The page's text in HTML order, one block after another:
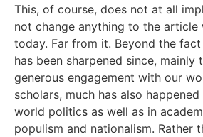
This, of course, does not at all
not change anything to the
today. Far from it. Beyond the
has been sharpened since, mainly
generous engagement with our
scholars, much has also
world politics as well as in
populism and nationalism. Rather